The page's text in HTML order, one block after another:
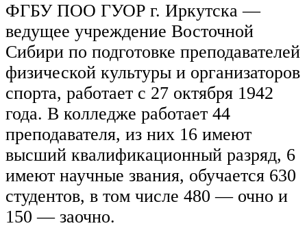
ФГБУ ПОО ГУОР г. Иркутска —
ведущее учреждение Восточной
Сибири по подготовке преподавателей
физической культуры и организаторов
спорта, работает с 27 октября 1942
года. В колледже работает 44
преподавателя, из них 16 имеют
высший квалификационный разряд, 6
имеют научные звания, обучается 630
студентов, в том числе 480 — очно и
150 — заочно.